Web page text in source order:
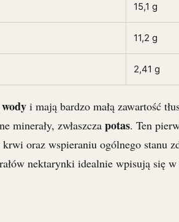
15,1 g
11,2 g
2,41 g
i mają bardzo małą zawartość
minerały, zwłaszcza potas. Ten
oraz wspieraniu ogólnego stanu
nektarynki idealnie wpisują się w